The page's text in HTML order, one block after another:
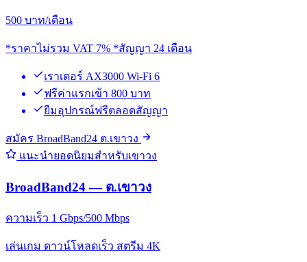
500 บาท/เดือน
*ราคาไม่รวม VAT 7% *สัญญา 24 เดือน
เราเตอร์ AX3000 Wi-Fi 6
ฟรีค่าแรกเข้า 800 บาท
ยืมอุปกรณ์ฟรีตลอดสัญญา
สมัคร BroadBand24 ต.เขาวง
แนะนำยอดนิยมสำหรับเขาวง
BroadBand24 — ต.เขาวง
ความเร็ว 1 Gbps/500 Mbps
เล่นเกม ดาวน์โหลดเร็ว สตรีม 4K